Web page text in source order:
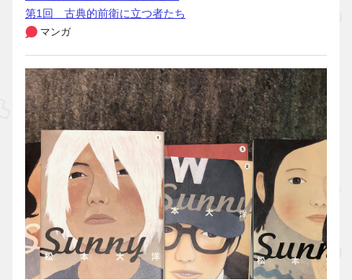
第1回 古典的前衛に立つ者たち
マンガ